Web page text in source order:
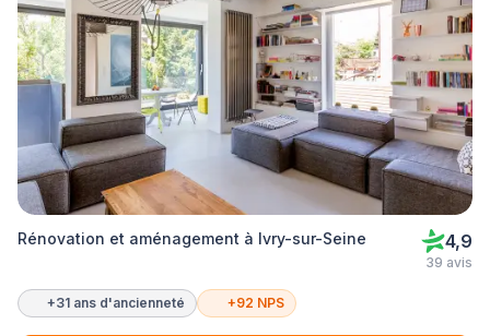
Rénovation et aménagement à Ivry-sur-Seine 4,9
39 avis
+31 ans d'ancienneté +92 NPS